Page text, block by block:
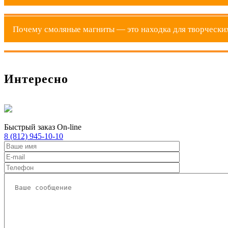
Смоляные магниты — это настоящие миниатюрные
и украшением, и функциональным предметом. Используя
от нежных сухоцветов до мельчайших блесток и
Почему смоляные магниты — это находка для
самовыражения. Хотите создать магнит с частичкой
Интересно
Быстрый заказ On-line
8 (812) 945-10-10